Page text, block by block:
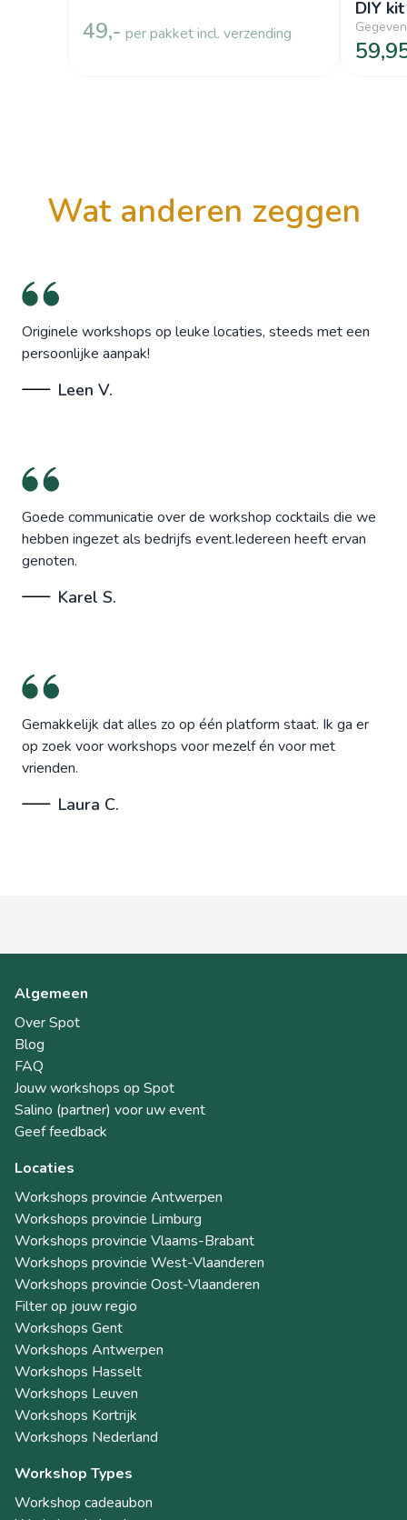
49,- per pakket incl. verzending
DIY kit
wat anderen zeggen
Originele workshops op leuke locaties, steeds met een
persoonlijke aanpak!
Leen V.
Goede communicatie over de workshop cocktails die we
hebben ingezet als bedrijfs event.Iedereen heeft ervan
genoten.
Karel S.
Gemakkelijk dat alles zo op één platform staat. Ik ga er
op zoek voor workshops voor mezelf én voor met
vrienden.
Laura C.
Algemeen
Over Spot
Blog
FAQ
Jouw workshops op Spot
Salino (partner) voor uw event
Geef feedback
Locaties
Workshops provincie Antwerpen
Workshops provincie Limburg
Workshops provincie Vlaams-Brabant
Workshops provincie West-Vlaanderen
Workshops provincie Oost-Vlaanderen
Filter op jouw regio
Workshops Gent
Workshops Antwerpen
Workshops Hasselt
Workshops Leuven
Workshops Kortrijk
Workshops Nederland
Workshop Types
Workshop cadeaubon